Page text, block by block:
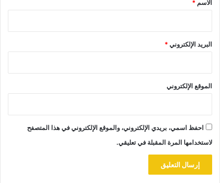
الاسم *
البريد الإلكتروني*
الموقع الإلكتروني
احفظ اسمي، بريدي الإلكتروني، والموقع الإلكتروني في هذا المتصفح
لاستخدامها المرة المقبلة في تعليقي.